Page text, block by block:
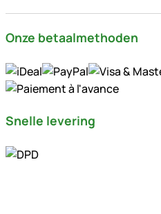
Onze betaalmethoden
Snelle levering